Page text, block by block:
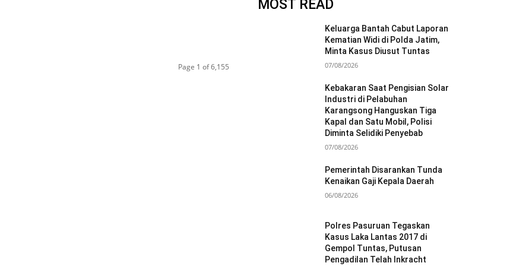
Page 1 of 6,155
MOST READ
Keluarga Bantah Cabut Laporan
Kematian Widi di Polda Jatim,
Minta Kasus Diusut Tuntas
07/08/2026
Kebakaran Saat Pengisian Solar
Industri di Pelabuhan
Karangsong Hanguskan Tiga
Kapal dan Satu Mobil, Polisi
Diminta Selidiki Penyebab
07/08/2026
Pemerintah Disarankan Tunda
Kenaikan Gaji Kepala Daerah
06/08/2026
Polres Pasuruan Tegaskan
Kasus Laka Lantas 2017 di
Gempol Tuntas, Putusan
Pengadilan Telah Inkracht